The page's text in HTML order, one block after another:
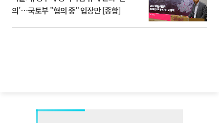
의'⋯국토부 "협의 중" 입장만 [종합]